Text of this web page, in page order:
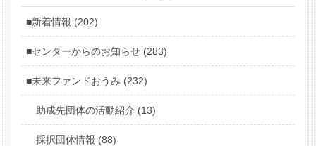
■新着情報 (202)
■センターからのお知らせ (283)
■未来ファンドおうみ (232)
助成先団体の活動紹介 (13)
採択団体情報 (88)